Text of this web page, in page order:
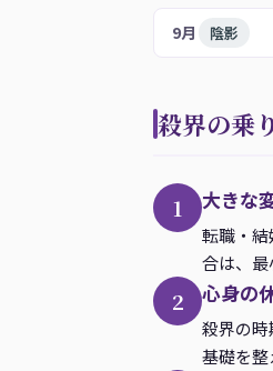
9月 陰影
殺界の乗
1 大きな
転職・
合は、最
2 心身の
殺界の
基礎を整